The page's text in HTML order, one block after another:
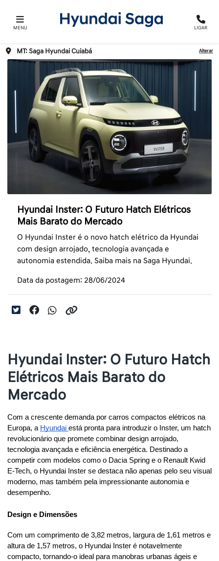
MENU LIGAR
MT: Saga Hyundai Cuiabá Alterar
Hyundai Inster: O Futuro Hatch Elétricos
Mais Barato do Mercado
O Hyundai Inster é o novo hatch elétrico da Hyundai
com design arrojado, tecnologia avançada e
autonomia estendida. Saiba mais na Saga Hyundai.
Data da postagem: 28/06/2024
Hyundai Inster: O Futuro Hatch
Elétricos Mais Barato do
Mercado
Com a crescente demanda por carros compactos elétricos na
Europa, a Hyundai está pronta para introduzir o Inster, um hatch
revolucionário que promete combinar design arrojado,
tecnologia avançada e eficiência energética. Destinado a
competir com modelos como o Dacia Spring e o Renault Kwid
E-Tech, o Hyundai Inster se destaca não apenas pelo seu visual
moderno, mas também pela impressionante autonomia e
desempenho.
Design e Dimensões
Com um comprimento de 3,82 metros, largura de 1,61 metros e
altura de 1,57 metros, o Hyundai Inster é notavelmente
compacto, tornando-o ideal para manobras urbanas ágeis e